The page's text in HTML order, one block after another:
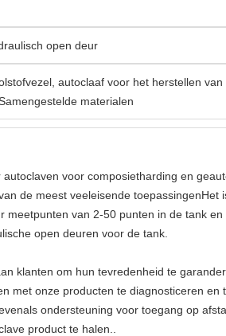
open deur
autoclaaf voor het herstellen van
materialen
voor composietharding en
de meest veeleisende toepassingenHet
van 2-50 punten in de tank
open deuren voor de tank.
klanten om hun tevredenheid te
met onze producten te diagnosticeren en
ondersteuning voor toegang op
product te halen..